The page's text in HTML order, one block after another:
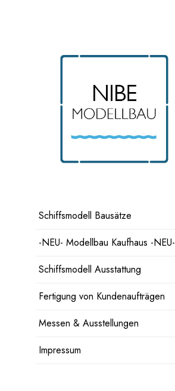
Schiffsmodell Bausätze
-NEU- Modellbau Kaufhaus -NEU-
Schiffsmodell Ausstattung
Fertigung von Kundenaufträgen
Messen & Ausstellungen
Impressum